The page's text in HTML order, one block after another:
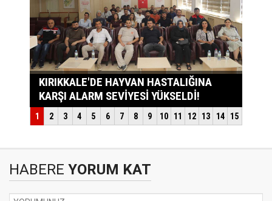
HABERE YORUM KAT